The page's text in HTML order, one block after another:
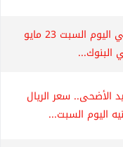
سعر الدرهم الإماراتي اليوم السبت 23 مايو
الأضحى.. سعر الريال
اليوم السبت...